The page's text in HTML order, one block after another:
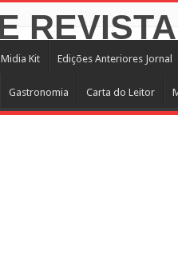
Kit Edições Anteriores Jornal
Gastronomia Carta do Leitor